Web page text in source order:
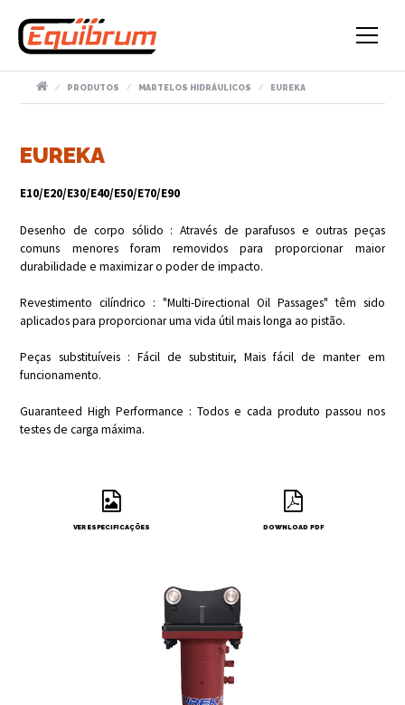
PRODUTOS MARTELOS HIDRÁULICOS EUREKA
EUREKA
E10/E20/E30/E40/E50/E70/E90
Desenho de corpo sólido : Através de parafusos e outras peças
comuns menores foram removidos para proporcionar maior
durabilidade e maximizar o poder de impacto.
Revestimento cilíndrico : "Multi-Directional Oil Passages" têm sido
aplicados para proporcionar uma vida útil mais longa ao pistão.
Peças substituíveis : Fácil de substituir, Mais fácil de manter em
funcionamento.
Guaranteed High Performance : Todos e cada produto passou nos
testes de carga máxima.
VER ESPECIFICAÇÕES DOWNLOAD PDF